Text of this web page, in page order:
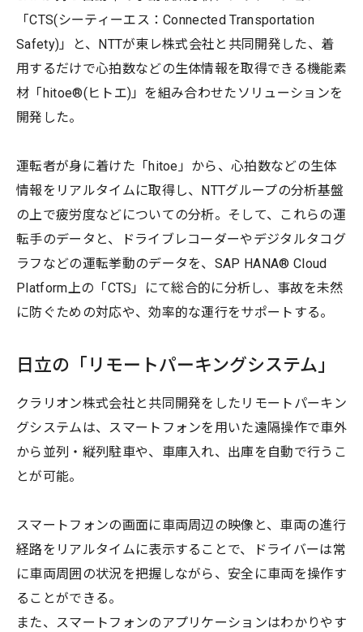
「CTS(シーティーエス：Connected Transportation
Safety)」と、NTTが東レ株式会社と共同開発した、着
用するだけで心拍数などの生体情報を取得できる機能素
材「hitoe®(ヒトエ)」を組み合わせたソリューションを
開発した。
運転者が身に着けた「hitoe」から、心拍数などの生体
情報をリアルタイムに取得し、NTTグループの分析基盤
の上で疲労度などについての分析。そして、これらの運
転手のデータと、ドライブレコーダーやデジタルタコグ
ラフなどの運転挙動のデータを、SAP HANA® Cloud
Platform上の「CTS」にて総合的に分析し、事故を未然
に防ぐための対応や、効率的な運行をサポートする。
日立の「リモートパーキングシステム」
クラリオン株式会社と共同開発をしたリモートパーキン
グシステムは、スマートフォンを用いた遠隔操作で車外
から並列・縦列駐車や、車庫入れ、出庫を自動で行うこ
とが可能。
スマートフォンの画面に車両周辺の映像と、車両の進行
経路をリアルタイムに表示することで、ドライバーは常
に車両周囲の状況を把握しながら、安全に車両を操作す
ることができる。
また、スマートフォンのアプリケーションはわかりやす